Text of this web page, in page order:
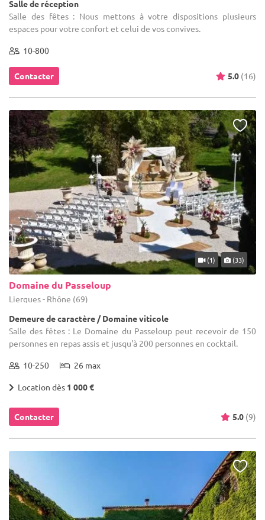
Salle de réception
Salle des fêtes : Nous mettons à votre dispositions plusieurs
espaces pour votre confort et celui de vos convives.
10-800
Contacter 5.0 (16)
(1) (33)
Domaine du Passeloup
Liergues - Rhône (69)
Demeure de caractère / Domaine viticole
Salle des fêtes : Le Domaine du Passeloup peut recevoir de 150
personnes en repas assis et jusqu'à 200 personnes en cocktail.
10-250 26 max
Location dès 1 000 €
Contacter 5.0 (9)